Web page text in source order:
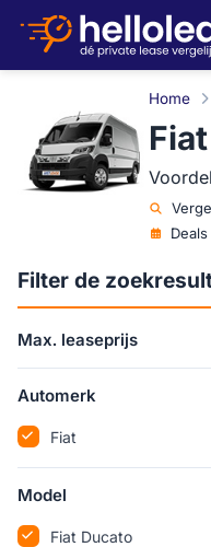
Home
Filter de
Max. leaseprijs
Automerk
Fiat
Model
Fiat Ducato